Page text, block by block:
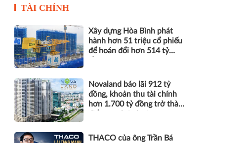
TÀI CHÍNH
Xây dựng Hòa Bình phát
hành hơn 51 triệu cổ phiếu
để hoán đổi hơn 514 tỷ
Novaland báo lãi 912 tỷ
đồng, khoản thu tài chính
hơn 1.700 tỷ đồng trở thành
THACO của ông Trần Bá